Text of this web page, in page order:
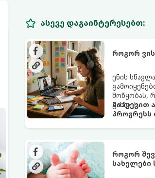
ასევე დაგაინტერესებთ:
როგორ
ენის
მოწყობას,
გახდეს.
მიჰყევით
პროგრესს
როგორ
სახელები